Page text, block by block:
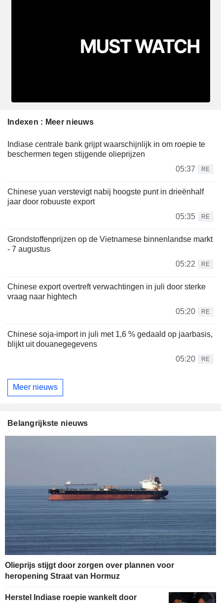
Indexen : Meer nieuws
Indiase centrale bank grijpt waarschijnlijk in om roepie te
beschermen tegen stijgende olieprijzen
05:37
RE
Chinese yuan verstevigt nabij hoogste punt in drieënhalf
jaar door robuuste export
05:35
RE
Grondstoffenprijzen op de Vietnamese binnenlandse markt
- 7 augustus
05:22
RE
Chinese export overtreft verwachtingen in juli door sterke
vraag naar hightech
05:20
RE
Chinese soja-import in juli met 1,6 % gedaald op jaarbasis,
blijkt uit douanegegevens
05:20
RE
Meer nieuws
Belangrijkste nieuws
Olieprijs stijgt door zorgen over plannen voor
heropening Straat van Hormuz
Herstel Indiase roepie wankelt door